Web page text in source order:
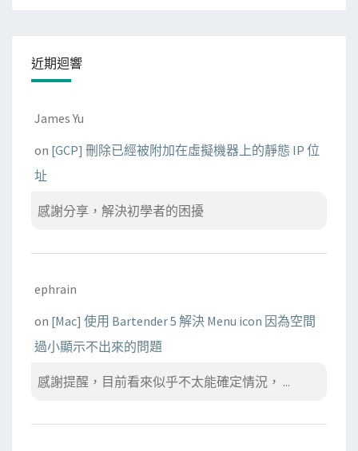
近期迴響
James Yu
on [GCP] 刪除已經被附加在虛擬機器上的靜態 IP 位
址
感謝分享，解決初學者的困擾
ephrain
on [Mac] 使用 Bartender 5 解決 Menu icon 因為空間
過小顯示不出來的問題
感謝提醒，目前看來似乎不太能確定情況， ...